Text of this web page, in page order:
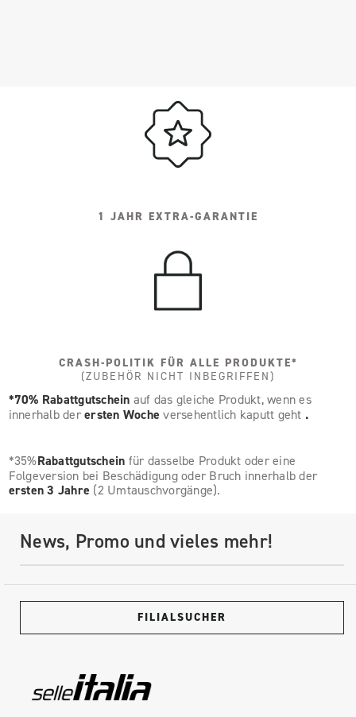
1 JAHR EXTRA-GARANTIE
CRASH-POLITIK FÜR ALLE PRODUKTE*
(ZUBEHÖR NICHT INBEGRIFFEN)
*70% Rabattgutschein auf das gleiche Produkt, wenn es
innerhalb der ersten Woche versehentlich kaputt geht .
*35%Rabattgutschein für dasselbe Produkt oder eine
Folgeversion bei Beschädigung oder Bruch innerhalb der
ersten 3 Jahre (2 Umtauschvorgänge).
News, Promo und vieles mehr!
FILIALSUCHER